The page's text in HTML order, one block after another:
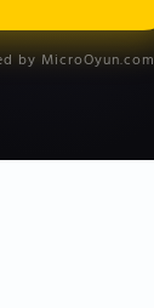
by MicroOyun.com